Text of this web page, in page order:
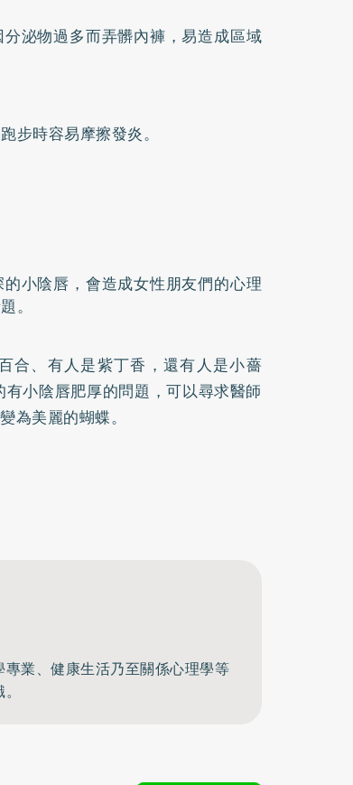
泌物過多而弄髒內褲，易造成區域
步時容易摩擦發炎。
小陰唇，會造成女性朋友們的心理
。
合、有人是紫丁香，還有人是小薔
小陰唇肥厚的問題，可以尋求醫師
為美麗的蝴蝶。
業、健康生活乃至關係心理學等